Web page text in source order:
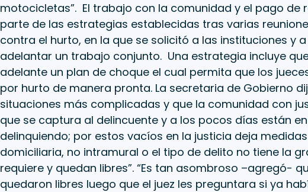
motocicletas”. El trabajo con la comunidad y el pago de
parte de las estrategias establecidas tras varias
contra el hurto, en la que se solicitó a las instituciones y
adelantar un trabajo conjunto. Una estrategia incluye
adelante un plan de choque el cual permita que los
por hurto de manera pronta. La secretaria de Gobierno
situaciones más complicadas y que la comunidad con
que se captura al delincuente y a los pocos días están
delinquiendo; por estos vacíos en la justicia deja
domiciliaria, no intramural o el tipo de delito no tiene la
requiere y quedan libres”. “Es tan asombroso –agregó-
quedaron libres luego que el juez les preguntara si ya